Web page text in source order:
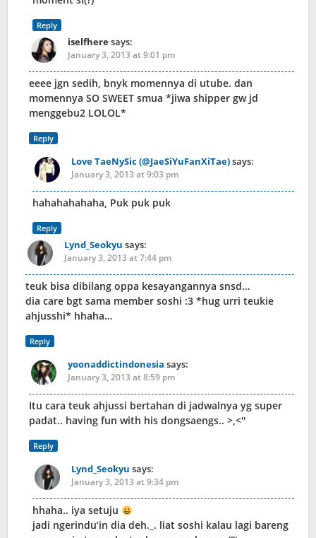
Reply
iselfheresays:
January 3, 2013 at 9:01 pm
eeee jgn sedih, bnyk momennya di utube. dan
momennya SO SWEET smua *jiwa shipper gw jd
menggebu2 LOLOL*
Reply
Love TaeNySic (@JaeSiYuFanXiTae)says:
January 3, 2013 at 9:03 pm
hahahahahaha, Puk puk puk
Reply
Lynd_Seokyu says:
January 3, 2013 at 7:44 pm
teuk bisa dibilang oppa kesayangannya snsd…
dia care bgt sama member soshi :3 *hug urri teukie
ahjusshi* hhaha…
Reply
yoonaddictindonesia says:
January 3, 2013 at 8:59 pm
Itu cara teuk ahjussi bertahan di jadwalnya yg super
padat.. having fun with his dongsaengs.. >,<''
Reply
Lynd_Seokyu says:
January 3, 2013 at 9:34 pm
hhaha.. iya setuju
jadi ngerindu’in dia deh._. liat soshi kalau lagi bareng